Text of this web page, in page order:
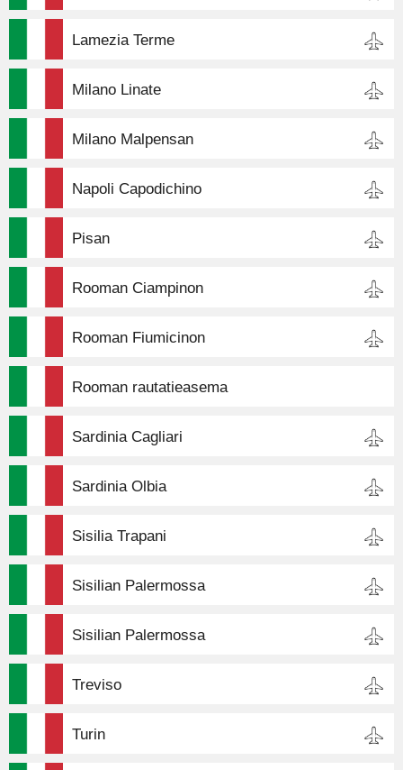
Lamezia Terme
Milano Linate
Milano Malpensan
Napoli Capodichino
Pisan
Rooman Ciampinon
Rooman Fiumicinon
Rooman rautatieasema
Sardinia Cagliari
Sardinia Olbia
Sisilia Trapani
Sisilian Palermossa
Sisilian Palermossa
Treviso
Turin